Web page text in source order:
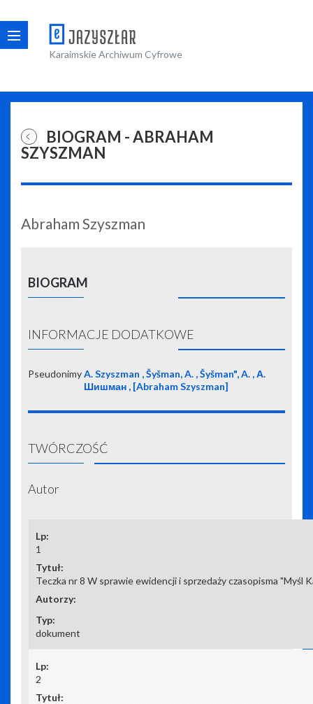
Karaimskie Archiwum Cyfrowe
BIOGRAM - ABRAHAM
SZYSZMAN
Abraham Szyszman
BIOGRAM
INFORMACJE DODATKOWE
PseudonimyA. Szyszman , Šyšman, A. , Šyšman", A. , А.
Шишман , [Abraham Szyszman]
TWÓRCZOŚĆ
Autor
1
Teczka nr 8 W sprawie ewidencji i sprzedaży czasopisma "Myśl
dokument
2